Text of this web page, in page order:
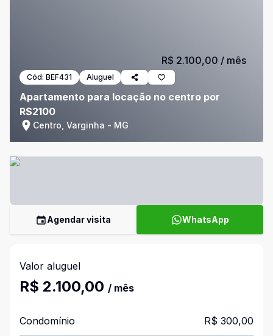
Cód: BEF431 Aluguel
Apartamento para locação no centro por
R$2100
Centro, Varginha - MG
R$ 2.100,00 / mês
Agendar visita WhatsApp
Valor aluguel
R$ 2.100,00 / mês
Condomínio R$ 300,00